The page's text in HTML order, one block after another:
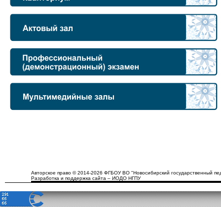
Авторское право © 2014-2026 ФГБОУ ВО "Новосибирский государственный
Разработка и поддержка сайта – ИОДО НГПУ